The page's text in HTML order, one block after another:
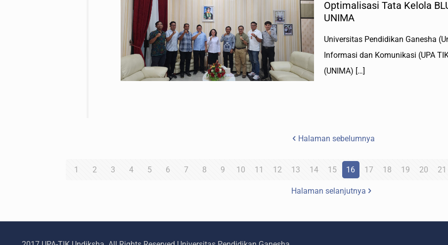
Optimalisasi Tata Kelola
UNIMA
Universitas Pendidikan Ganesha
Informasi dan Komunikasi (UPA
(UNIMA) […]
Halaman sebelumnya
1 2 3 4 5 6 7 8 9 10 11 12 13 14 15 16 17 18 19 20 21
Halaman selanjutnya